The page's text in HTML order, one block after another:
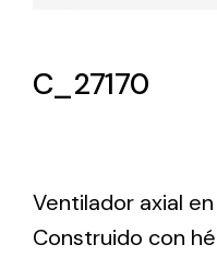
Ventilation
C_27170
Ventilador axial
Construido con